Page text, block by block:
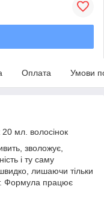
Оплата Умови
мл. волосінок
зволожує,
і ту саму
лишаючи тільки
Формула працює